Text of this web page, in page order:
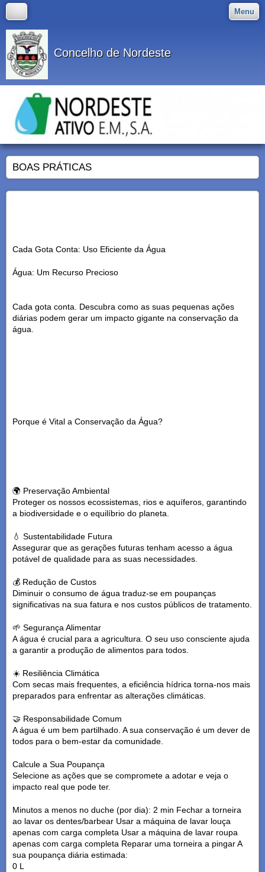
Menu
Concelho de Nordeste
BOAS PRÁTICAS
Cada Gota Conta: Uso Eficiente da Água
Água: Um Recurso Precioso
Cada gota conta. Descubra como as suas pequenas ações
diárias podem gerar um impacto gigante na conservação da
água.
Porque é Vital a Conservação da Água?
🌍 Preservação Ambiental
Proteger os nossos ecossistemas, rios e aquíferos, garantindo
a biodiversidade e o equilíbrio do planeta.
💧 Sustentabilidade Futura
Assegurar que as gerações futuras tenham acesso a água
potável de qualidade para as suas necessidades.
💰 Redução de Custos
Diminuir o consumo de água traduz-se em poupanças
significativas na sua fatura e nos custos públicos de tratamento.
🌱 Segurança Alimentar
A água é crucial para a agricultura. O seu uso consciente ajuda
a garantir a produção de alimentos para todos.
☀️ Resiliência Climática
Com secas mais frequentes, a eficiência hídrica torna-nos mais
preparados para enfrentar as alterações climáticas.
🤝 Responsabilidade Comum
A água é um bem partilhado. A sua conservação é um dever de
todos para o bem-estar da comunidade.
Calcule a Sua Poupança
Selecione as ações que se compromete a adotar e veja o
impacto real que pode ter.
Minutos a menos no duche (por dia): 2 min Fechar a torneira
ao lavar os dentes/barbear Usar a máquina de lavar louça
apenas com carga completa Usar a máquina de lavar roupa
apenas com carga completa Reparar uma torneira a pingar A
sua poupança diária estimada:
0 L